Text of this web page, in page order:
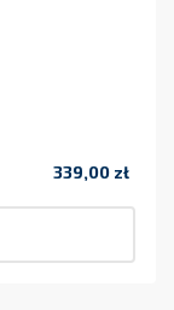
339,00 zł